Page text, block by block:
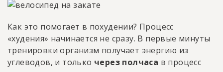
Как это помогает в похудении? Процесс
«худения» начинается не сразу. В первые минуты
тренировки организм получает энергию из
углеводов, и только через полчаса в процесс